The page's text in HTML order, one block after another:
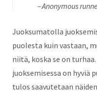
Anonymous
Juoksumatolla
puolesta kuin vastaan,
niitä, koska se on
juoksemisessa on hyviä
tulos saavutetaan